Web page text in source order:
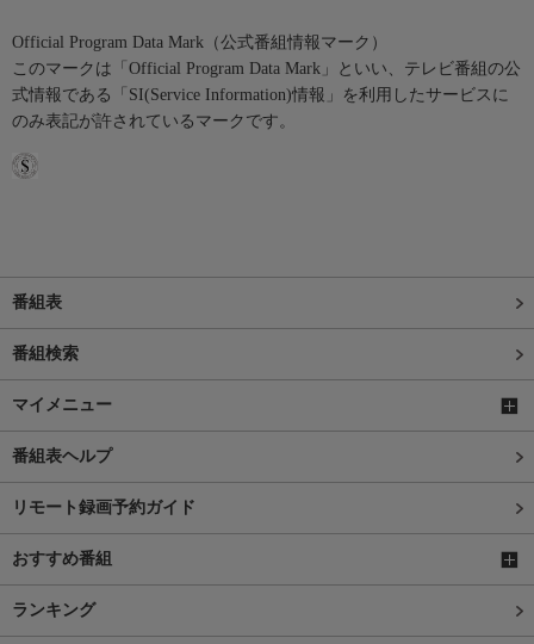
Official Program Data Mark（公式番組情報マーク）
このマークは「Official Program Data Mark」といい、テレビ番組の公
式情報である「SI(Service Information)情報」を利用したサービスに
のみ表記が許されているマークです。
番組表
番組検索
マイメニュー
番組表ヘルプ
リモート録画予約ガイド
おすすめ番組
ランキング